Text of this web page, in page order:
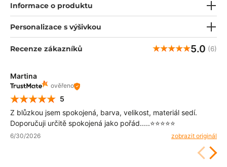
Informace o produktu
Personalizace s výšivkou
Recenze zákazníků 5.0 (6)
Martina
ověřeno
5
Z blůzkou jsem spokojená, barva, velikost, materiál sedí.
Doporučuji určitě spokojená jako pořád.....⭐⭐⭐⭐⭐
6/30/2026 zobrazit originál